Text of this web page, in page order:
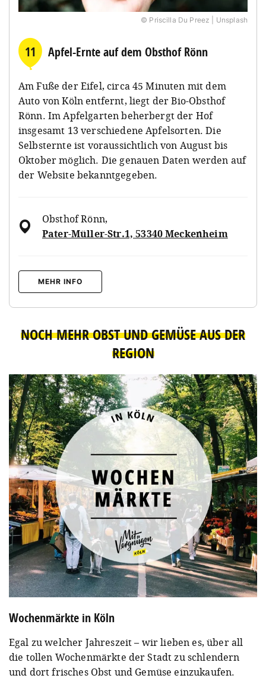
© Priscilla Du Preez | Unsplash
11 Apfel-Ernte auf dem Obsthof Rönn
Am Fuße der Eifel, circa 45 Minuten mit dem
Auto von Köln entfernt, liegt der Bio-Obsthof
Rönn. Im Apfelgarten beherbergt der Hof
insgesamt 13 verschiedene Apfelsorten. Die
Selbsternte ist voraussichtlich von August bis
Oktober möglich. Die genauen Daten werden auf
der Website bekanntgegeben.
Obsthof Rönn,
Pater-Müller-Str.1, 53340 Meckenheim
MEHR INFO
NOCH MEHR OBST UND GEMÜSE AUS DER
REGION
Wochenmärkte in Köln
Egal zu welcher Jahreszeit – wir lieben es, über all
die tollen Wochenmärkte der Stadt zu schlendern
und dort frisches Obst und Gemüse einzukaufen.